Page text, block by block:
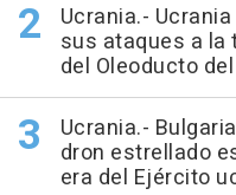
Ucrania.-
sus ataques a la
del Oleoducto
Ucrania.-
dron estrellado
era del Ejército